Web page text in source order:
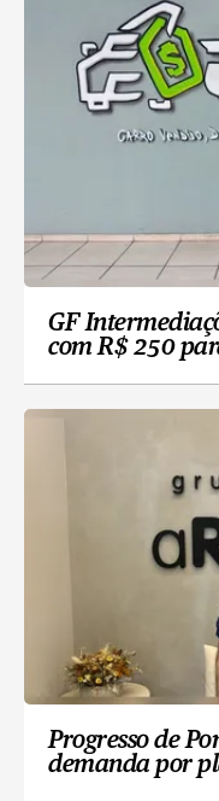
GF
com R$ 250
Progresso de
demanda por